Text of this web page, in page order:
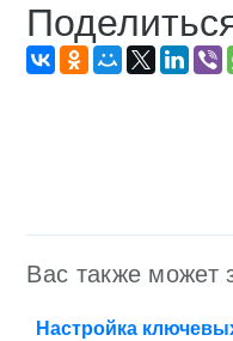
Вас также может
Настройка